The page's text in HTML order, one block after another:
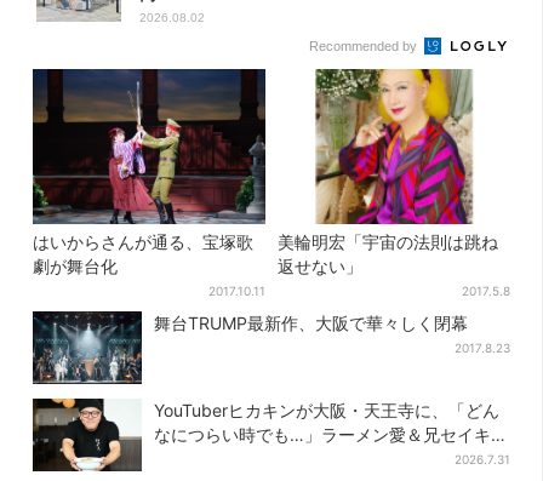
2026.08.02
Recommended by
はいからさんが通る、宝塚歌
劇が舞台化
2017.10.11
美輪明宏「宇宙の法則は跳ね
返せない」
2017.5.8
舞台TRUMP最新作、大阪で華々しく閉幕
2017.8.23
YouTuberヒカキンが大阪・天王寺に、「どん
なにつらい時でも…」ラーメン愛＆兄セイキン
2026.7.31